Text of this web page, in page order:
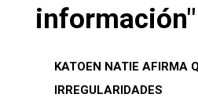
información"
KATOEN NATIE AFIRMA
IRREGULARIDADES